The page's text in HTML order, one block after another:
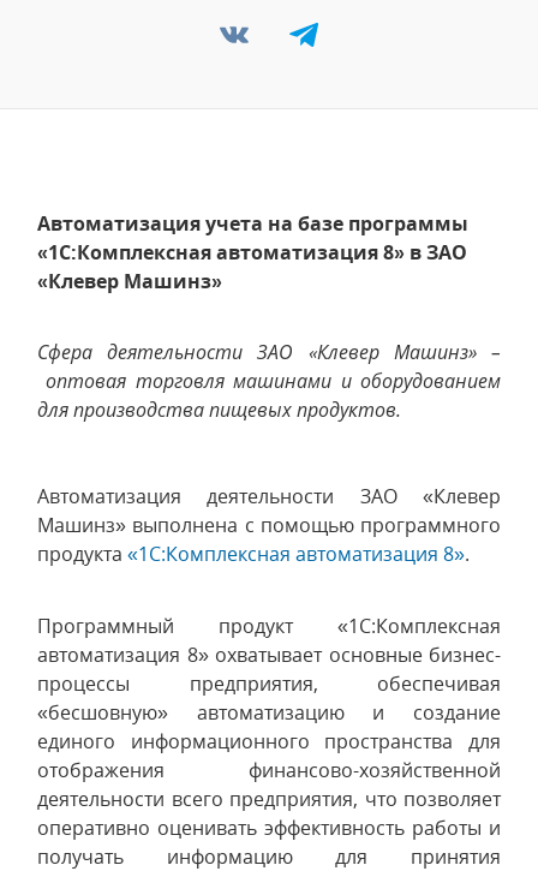
Автоматизация учета на базе программы
«1С:Комплексная автоматизация 8» в ЗАО
«Клевер Машинз»
Сфера деятельности ЗАО «Клевер Машинз» –
оптовая торговля машинами и оборудованием
для производства пищевых продуктов.
Автоматизация деятельности ЗАО «Клевер
Машинз» выполнена с помощью программного
продукта «1С:Комплексная автоматизация 8».
Программный продукт «1С:Комплексная
автоматизация 8» охватывает основные бизнес-
процессы предприятия, обеспечивая
«бесшовную» автоматизацию и создание
единого информационного пространства для
отображения финансово-хозяйственной
деятельности всего предприятия, что позволяет
оперативно оценивать эффективность работы и
получать информацию для принятия